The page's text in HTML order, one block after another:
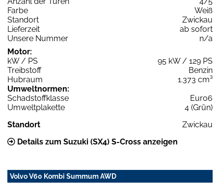
Farbe
Weiß
Standort
Zwickau
Lieferzeit
ab sofort
Unsere Nummer
n/a
Motor:
kW / PS
95 kW / 129 PS
Treibstoff
Benzin
Hubraum
1.373 cm³
Umweltnormen:
Schadstoffklasse
Euro6
Umweltplakette
4 (Grün)
Standort
Zwickau
Details zum Suzuki (SX4) S-Cross anzeigen
Volvo V60 Kombi Summum AWD